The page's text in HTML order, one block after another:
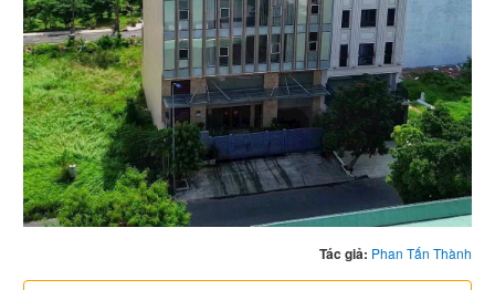
Tác giả: Phan Tấn Thành